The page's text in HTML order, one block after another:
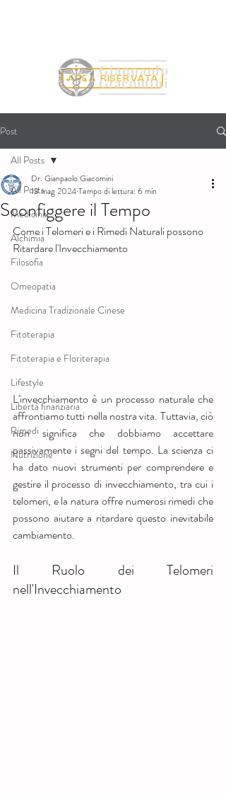
AREA RISERVATA
Gianpaolo
Giacomini
Post
All Posts
Medicina
Alchimia
Filosofia
Omeopatia
Medicina Tradizionale Cinese
Fitoterapia
Fitoterapia e Floriterapia
Lifestyle
Libertà finanziaria
Rimedi
Nutrizione
All Posts
Sconfiggere il Tempo
Dr. Gianpaolo Giacomini
13 mag 2024Tempo di lettura: 6 min
Come i Telomeri e i Rimedi Naturali possono
Ritardare l'Invecchiamento
L'invecchiamento è un processo naturale che
affrontiamo tutti nella nostra vita. Tuttavia, ciò
non significa che dobbiamo accettare
passivamente i segni del tempo. La scienza ci
ha dato nuovi strumenti per comprendere e
gestire il processo di invecchiamento, tra cui i
telomeri, e la natura offre numerosi rimedi che
possono aiutare a ritardare questo inevitabile
cambiamento.
Il Ruolo dei Telomeri
nell'Invecchiamento